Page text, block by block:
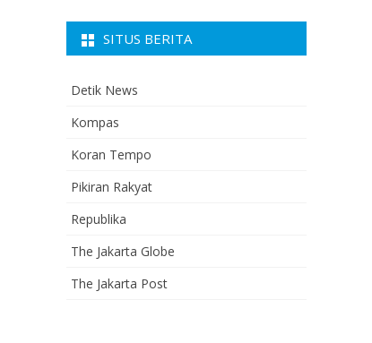
SITUS BERITA
Detik News
Kompas
Koran Tempo
Pikiran Rakyat
Republika
The Jakarta Globe
The Jakarta Post